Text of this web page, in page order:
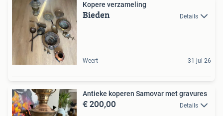
Kopere verzameling
Bieden Details
Weert 31 jul 26
Antieke koperen Samovar met gravures
€ 200,00 Details